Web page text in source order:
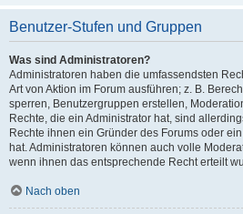
Benutzer-Stufen und Gruppen
Was sind Administratoren?
Administratoren haben die umfassendsten
Art von Aktion im Forum ausführen; z. B.
sperren, Benutzergruppen erstellen,
Rechte, die ein Administrator hat, sind
Rechte ihnen ein Gründer des Forums oder
hat. Administratoren können auch volle
wenn ihnen das entsprechende Recht erteilt
Nach oben